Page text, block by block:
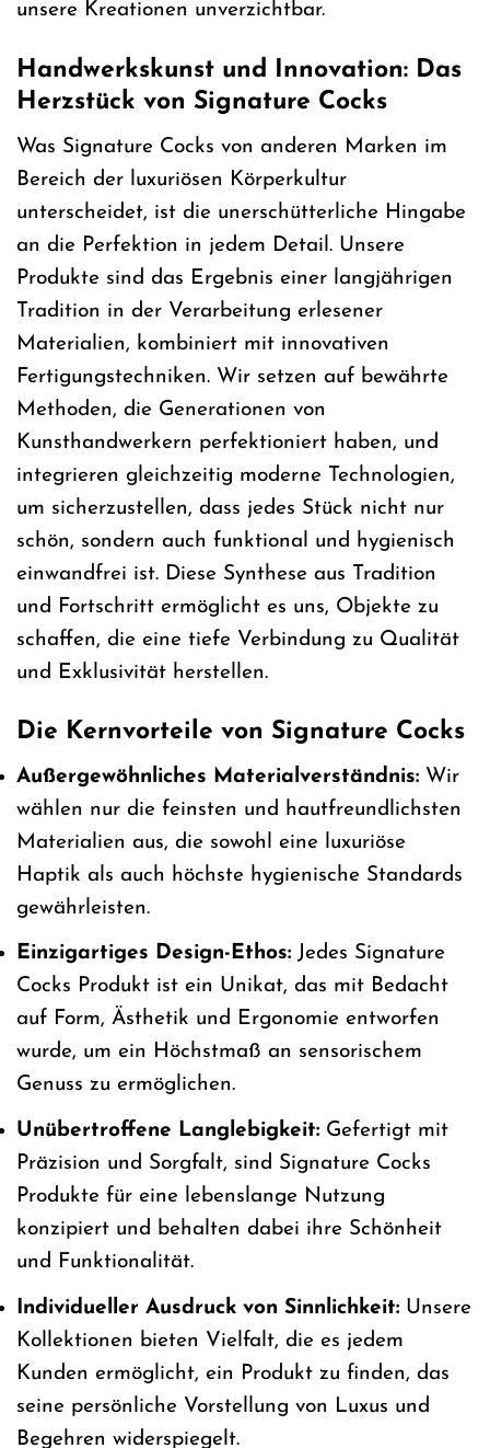
unsere Kreationen unverzichtbar.
Handwerkskunst und Innovation: Das
Herzstück von Signature Cocks
Was Signature Cocks von anderen Marken im
Bereich der luxuriösen Körperkultur
unterscheidet, ist die unerschütterliche Hingabe
an die Perfektion in jedem Detail. Unsere
Produkte sind das Ergebnis einer langjährigen
Tradition in der Verarbeitung erlesener
Materialien, kombiniert mit innovativen
Fertigungstechniken. Wir setzen auf bewährte
Methoden, die Generationen von
Kunsthandwerkern perfektioniert haben, und
integrieren gleichzeitig moderne Technologien,
um sicherzustellen, dass jedes Stück nicht nur
schön, sondern auch funktional und hygienisch
einwandfrei ist. Diese Synthese aus Tradition
und Fortschritt ermöglicht es uns, Objekte zu
schaffen, die eine tiefe Verbindung zu Qualität
und Exklusivität herstellen.
Die Kernvorteile von Signature Cocks
Außergewöhnliches Materialverständnis: Wir
wählen nur die feinsten und hautfreundlichsten
Materialien aus, die sowohl eine luxuriöse
Haptik als auch höchste hygienische Standards
gewährleisten.
Einzigartiges Design-Ethos: Jedes Signature
Cocks Produkt ist ein Unikat, das mit Bedacht
auf Form, Ästhetik und Ergonomie entworfen
wurde, um ein Höchstmaß an sensorischem
Genuss zu ermöglichen.
Unübertroffene Langlebigkeit: Gefertigt mit
Präzision und Sorgfalt, sind Signature Cocks
Produkte für eine lebenslange Nutzung
konzipiert und behalten dabei ihre Schönheit
und Funktionalität.
Individueller Ausdruck von Sinnlichkeit: Unsere
Kollektionen bieten Vielfalt, die es jedem
Kunden ermöglicht, ein Produkt zu finden, das
seine persönliche Vorstellung von Luxus und
Begehren widerspiegelt.